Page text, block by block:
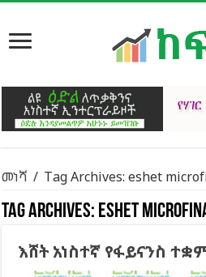
መነሻ / Tag Archives: eshet
Tag Archives: eshet
እሸት አነስተኛ የፋይናንስ